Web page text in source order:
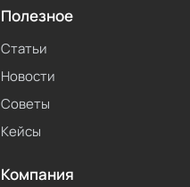
Полезное
Статьи
Новости
Советы
Кейсы
Компания